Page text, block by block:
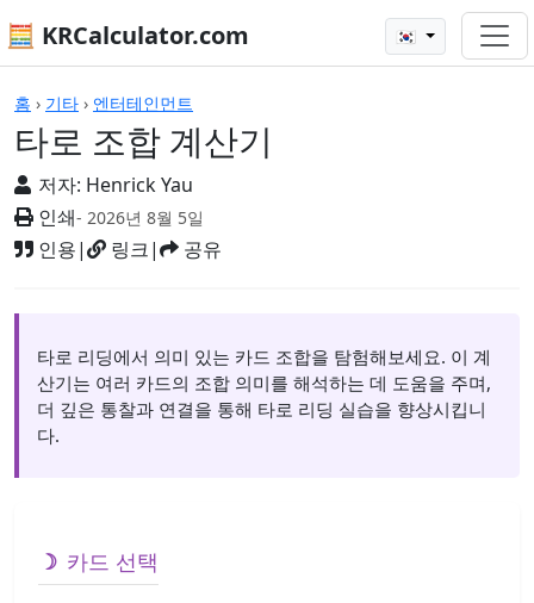
🧮 KRCalculator.com 🇰🇷
홈 › 기타 › 엔터테인먼트
타로 조합 계산기
저자: Henrick Yau
인쇄- 2026년 8월 5일
인용| 링크| 공유
계산기
타로 리딩에서 의미 있는 카드 조합을 탐험해보세요. 이 계
산기는 여러 카드의 조합 의미를 해석하는 데 도움을 주며,
더 깊은 통찰과 연결을 통해 타로 리딩 실습을 향상시킵니
다.
카드 선택